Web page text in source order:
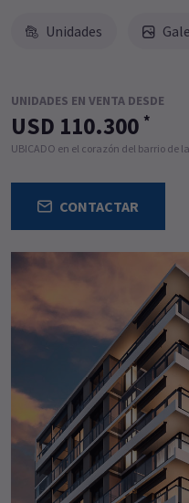
Unidades
UNIDADES EN VENTA DESDE
USD 110.300 *
UBICADO en el corazón del barrio de
CONTACTAR